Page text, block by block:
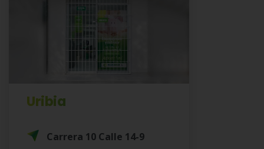
Uribia
Carrera 10 Calle 14-9